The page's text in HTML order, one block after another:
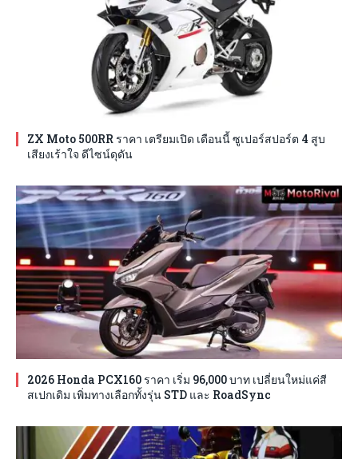
ZX Moto 500RR ราคา เตรียมเปิด เดือนนี้ ซูเปอร์สปอร์ต 4 สูบ
เสียงเร้าใจ ดีไซน์ดุดัน
2026 Honda PCX160 ราคา เริ่ม 96,000 บาท เปลี่ยนใหม่แค่สี
สเปกเดิม เพิ่มทางเลือกทั้งรุ่น STD และ RoadSync